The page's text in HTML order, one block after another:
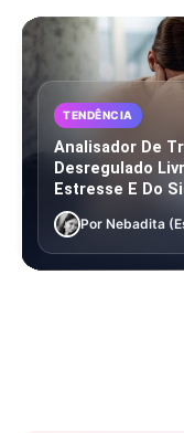
TENDÊNCIA
Analisador De
Desregulado
Estresse E Do
Por Nebadita